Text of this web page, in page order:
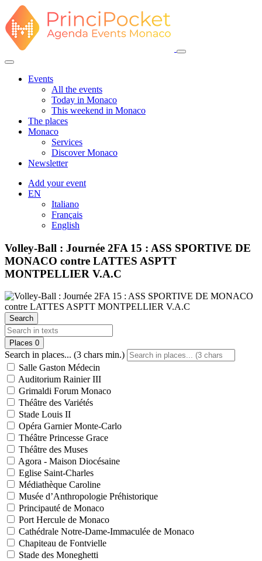
Events
All the events
Today in Monaco
This weekend in Monaco
The places
Monaco
Services
Discover Monaco
Newsletter
Add your event
EN
Italiano
Français
English
Volley-Ball : Journée 2FA 15 : ASS SPORTIVE DE
MONACO contre LATTES ASPTT
MONTPELLIER V.A.C
Search
Places 0
Search in places... (3 chars min.)
Salle Gaston Médecin
Auditorium Rainier III
Grimaldi Forum Monaco
Théâtre des Variétés
Stade Louis II
Opéra Garnier Monte-Carlo
Théâtre Princesse Grace
Théâtre des Muses
Agora - Maison Diocésaine
Eglise Saint-Charles
Médiathèque Caroline
Musée d’Anthropologie Préhistorique
Principauté de Monaco
Port Hercule de Monaco
Cathédrale Notre-Dame-Immaculée de Monaco
Chapiteau de Fontvielle
Stade des Moneghetti